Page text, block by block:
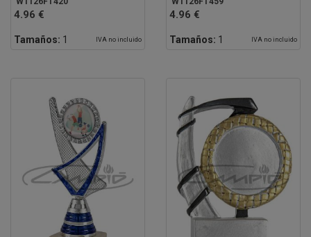
4.96 €
Tamaños: 1 IVA no incluido
4.96 €
Tamaños: 1 IVA no incluido